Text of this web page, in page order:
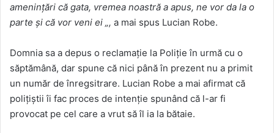
amenințări că gata, vremea noastră a apus, ne vor da la o
parte și că vor veni ei „, a mai spus Lucian Robe.
Domnia sa a depus o reclamație la Poliție în urmă cu o
săptămână, dar spune că nici până în prezent nu a primit
un număr de înregsitrare. Lucian Robe a mai afirmat că
polițiștii îi fac proces de intenție spunând că l-ar fi
provocat pe cel care a vrut să îl ia la bătaie.